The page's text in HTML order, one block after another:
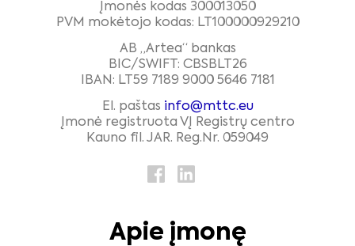
Įmonės kodas 300013050
PVM mokėtojo kodas: LT100000929210
AB „Artea“ bankas
BIC/SWIFT: CBSBLT26
IBAN: LT59 7189 9000 5646 7181
El. paštas info@mttc.eu
Įmonė registruota VĮ Registrų centro
Kauno fil. JAR. Reg.Nr. 059049
Apie įmonę